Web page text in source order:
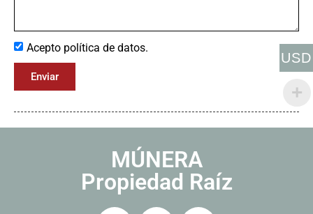
Acepto política de datos.
Enviar
MÚNERA
Propiedad Raíz
USD